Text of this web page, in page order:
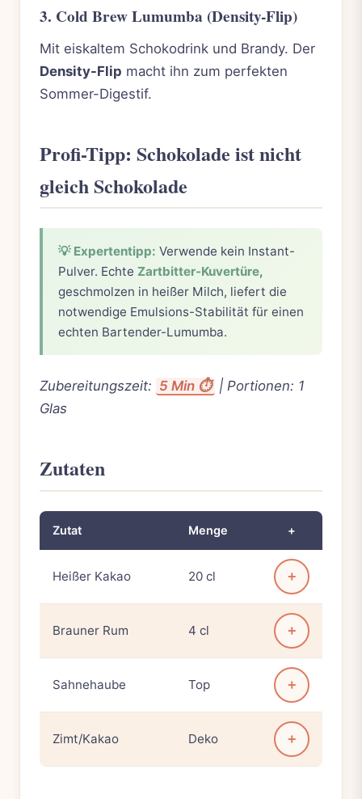
3. Cold Brew Lumumba (Density-Flip)
Mit eiskaltem Schokodrink und Brandy. Der
Density-Flip macht ihn zum perfekten
Sommer-Digestif.
Profi-Tipp: Schokolade ist nicht
gleich Schokolade
💡 Expertentipp: Verwende kein Instant-
Pulver. Echte Zartbitter-Kuvertüre,
geschmolzen in heißer Milch, liefert die
notwendige Emulsions-Stabilität für einen
echten Bartender-Lumumba.
Zubereitungszeit: 5 Min ⏱️ | Portionen: 1
Glas
Zutaten
Zutat Menge +
Heißer Kakao 20 cl +
Brauner Rum 4 cl +
Sahnehaube Top +
Zimt/Kakao Deko +